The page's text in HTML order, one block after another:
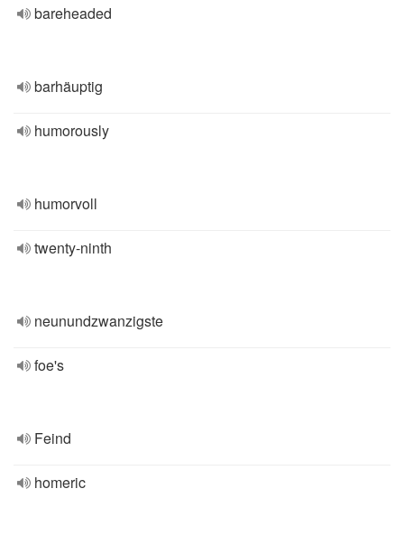
bareheaded
barhäuptig
humorously
humorvoll
twenty-ninth
neunundzwanzigste
foe's
Feind
homeric